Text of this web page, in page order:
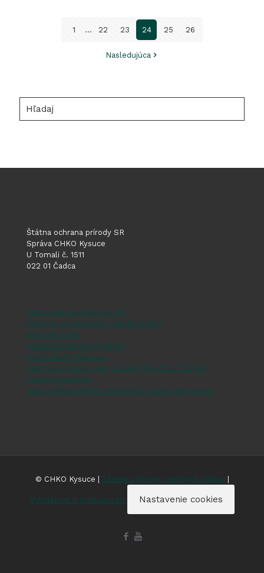
1 ... 22 23 24 25 26
Nasledujúca
Štátna ochrana prírody SR
Správa CHKO Kysuce
U Tomali č. 1511
022 01 Čadca
Štátna ochrana prírody SR
Register ponúkaného majetku štátu
NATURA 2000
Správa slovenských jaskýň
Hnutí DUHA Olomouc
Záchranná stanica pre zranené živočíchy Zázrivá
Zranené živočíchy
Mapa veľkoplošných chránených území Slovenska
© CHKO Kysuce | Zásady ochrany osobných údajov
Vyhlásenie o prístupnosti Nastavenie cookies